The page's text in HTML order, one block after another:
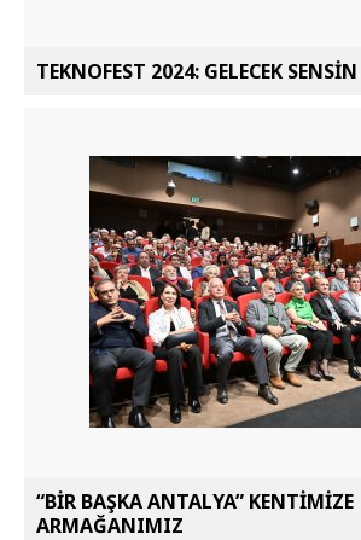
TEKNOFEST 2024: GELECEK SENSİN
“BİR BAŞKA ANTALYA” KENTİMİZE
ARMAĞANIMIZ